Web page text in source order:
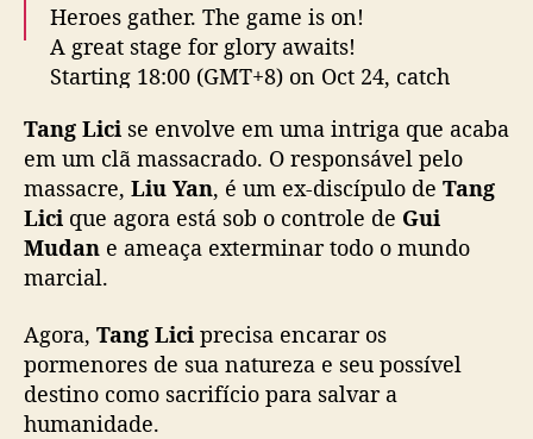
a
c
i
a
d
r
a
Heroes gather. The game is on!
A great stage for glory awaits!
Starting 18:00 (GMT+8) on Oct 24, catch
early access! SVIPs can watch one extra
episode on release days! ➡
https://t.co/E3gYU7ORYy#LuoYunxi
#XiaoShunyao #AoZiyi #FangYilun …
pic.twitter.com/1zQxHGj9cr
2025
Tang Lici se envolve em uma intriga que acaba
em um clã massacrado. O responsável pelo
massacre, Liu Yan, é um ex-discípulo de Tang
Lici que agora está sob o controle de Gui
Mudan e ameaça exterminar todo o mundo
marcial.
Agora, Tang Lici precisa encarar os
pormenores de sua natureza e seu possível
destino como sacrifício para salvar a
humanidade.